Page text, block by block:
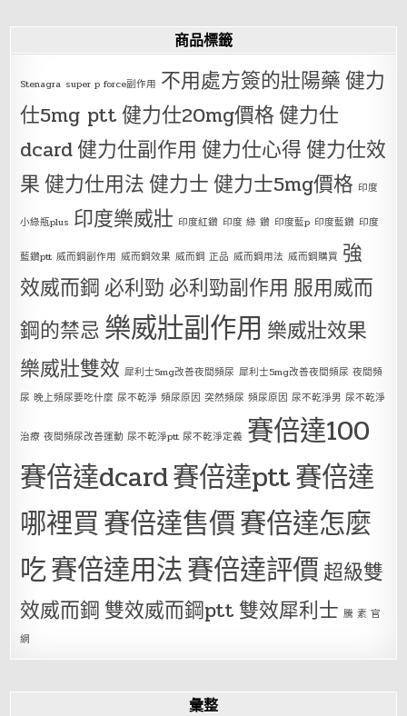
商品標籤
Stenagra super p force副作用 不用處方簽的壯陽藥健力
仕5mg ptt健力仕20mg價格健力仕
dcard健力仕副作用 健力仕心得健力仕效
果健力仕用法健力士健力士5mg價格 印度
小綠瓶plus 印度樂威壯 印度紅鑽 印度 綠 鑽 印度藍p 印度藍鑽 印度
藍鑽ptt 威而鋼副作用 威而鋼效果 威而鋼 正品 威而鋼用法 威而鋼購買 強
效威而鋼 必利勁 必利勁副作用 服用威而
鋼的禁忌 樂威壯副作用 樂威壯效果
樂威壯雙效 犀利士5mg改善夜間頻尿 犀利士5mg改善夜間頻尿 夜間頻
尿 晚上頻尿要吃什麼 尿不乾淨 頻尿原因 突然頻尿 頻尿原因 尿不乾淨男 尿不乾淨
治療 夜間頻尿改善運動 尿不乾淨ptt 尿不乾淨定義 賽倍達100
賽倍達dcard賽倍達ptt賽倍達
哪裡買賽倍達售價賽倍達怎麼
吃賽倍達用法賽倍達評價超級雙
效威而鋼 雙效威而鋼ptt 雙效犀利士 騰 素 官
網
彙整